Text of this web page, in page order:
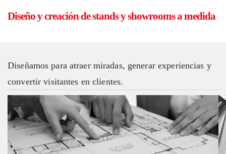
Diseño y creación de stands y showrooms a medida
Diseñamos para atraer miradas, generar experiencias y
convertir visitantes en clientes.